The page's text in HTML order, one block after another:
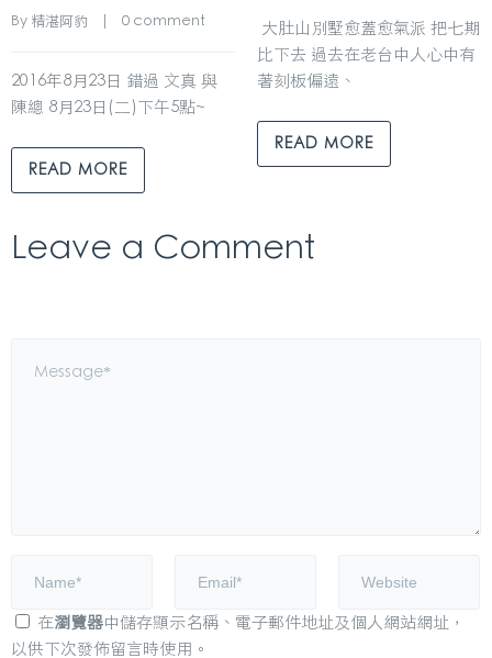
By 精湛阿豹 0 comment
2016年8月23日 錯過 文真 與
陳總 8月23日(二)下午5點~
READ MORE
大肚山別墅愈蓋愈氣派 把七期
比下去 過去在老台中人心中有
著刻板偏遠、
READ MORE
Leave a Comment
在瀏覽器中儲存顯示名稱、電子郵件地址及個人網站網址，
以供下次發佈留言時使用。